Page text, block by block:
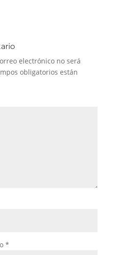
electrónico no será
obligatorios están
*